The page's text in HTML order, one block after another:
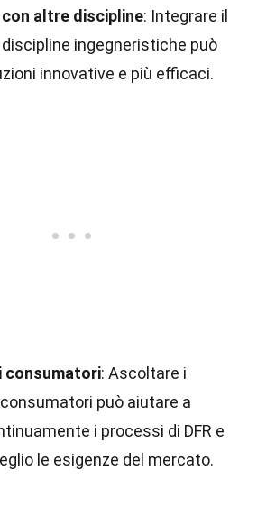
altre discipline: Integrare il
discipline ingegneristiche può
innovative e più efficaci.
consumatori: Ascoltare i
può aiutare a
i processi di DFR e
le esigenze del mercato.